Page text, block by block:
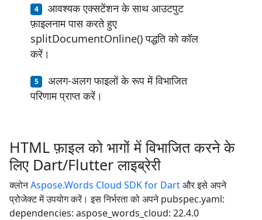
आवश्यक एक्सटेंशन के साथ आउटपुट
फ़ाइलनाम पास करते हुए
splitDocumentOnline() पद्धति को कॉल
करें।
अलग-अलग फाइलों के रूप में विभाजित
परिणाम प्राप्त करें।
HTML फ़ाइल को भागों में विभाजित करने के
लिए Dart/Flutter लाइब्रेरी
क्लोनAspose.Words Cloud SDK for Dartऔर इसे अपने
प्रोजेक्ट में उपयोग करें। इस निर्भरता को अपने pubspec.yaml:
dependencies: aspose_words_cloud: 22.4.0